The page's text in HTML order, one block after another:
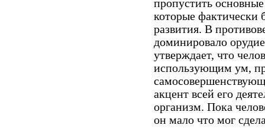
пропустить
которые
развития. В
доминировало
утверждает, что
использующим ум,
акцент всей его
организм. Пока
он мало что мог